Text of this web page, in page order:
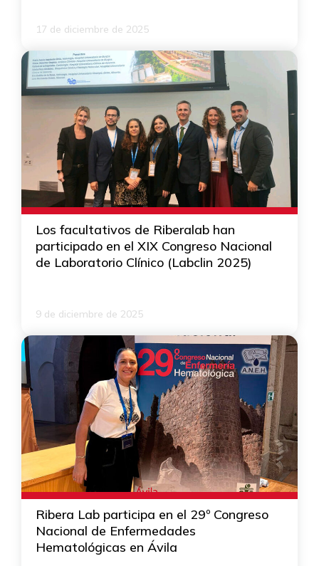
17 de diciembre de 2025
Los facultativos de Riberalab han
participado en el XIX Congreso Nacional
de Laboratorio Clínico (Labclin 2025)
9 de diciembre de 2025
Ribera Lab participa en el 29º Congreso
Nacional de Enfermedades
Hematológicas en Ávila